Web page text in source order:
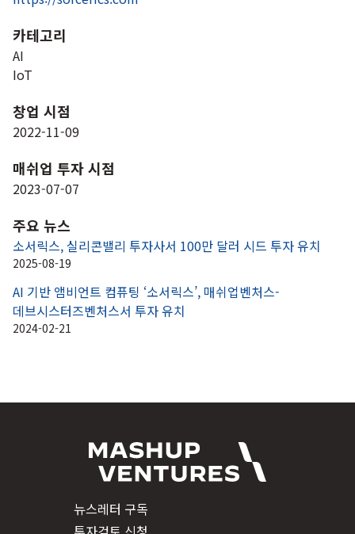
카테고리
AI
IoT
창업 시점
2022-11-09
매쉬업 투자 시점
2023-07-07
주요 뉴스
소서릭스, 실리콘밸리 투자사서 100만 달러 시드 투자 유치
2025-08-19
AI 기반 앰비언트 컴퓨팅 ‘소서릭스’, 매쉬업벤처스-
데브시스터즈벤처스서 투자 유치
2024-02-21
뉴스레터 구독